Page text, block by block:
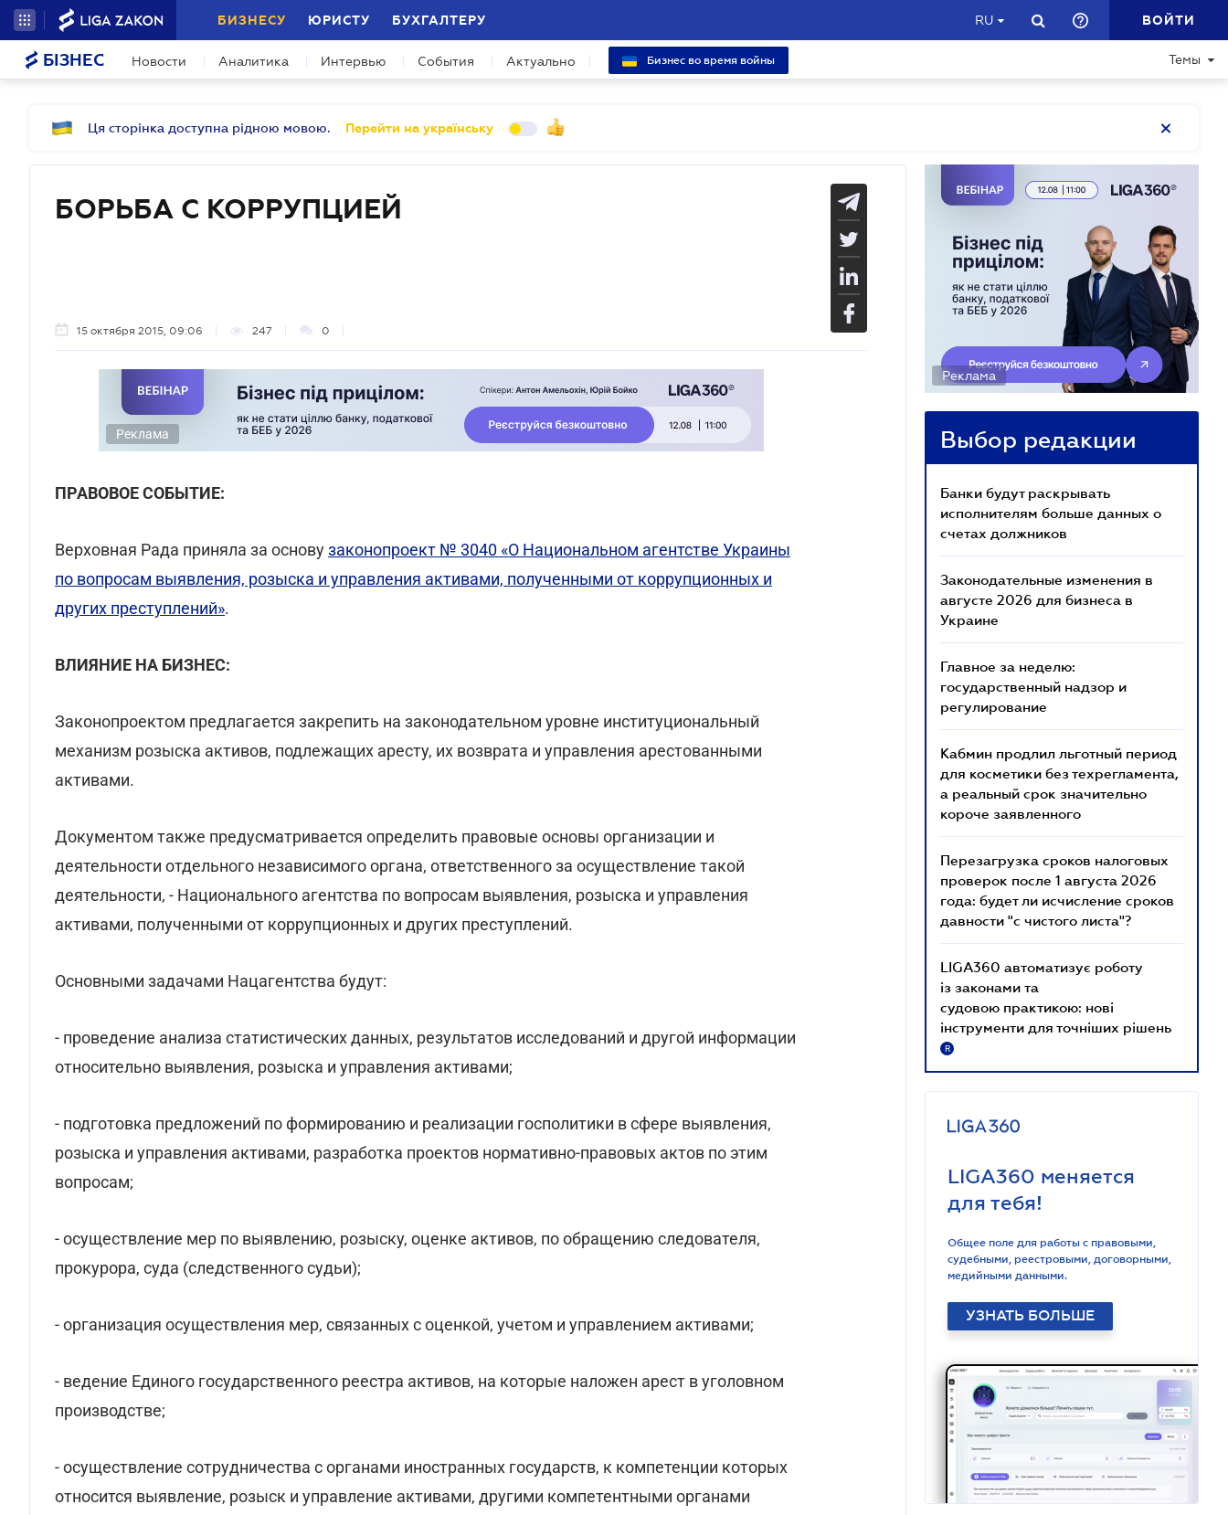
БИЗНЕСУ ЮРИСТУ БУХГАЛТЕРУ RU ВОЙТИ
БІЗНЕС Новости Аналитика Интервью События Актуально Бизнес во время войны Темы
Ця сторінка доступна рідною мовою. Перейти на українську
БОРЬБА С КОРРУПЦИЕЙ
15 октября 2015, 09:06 247 0
Реклама
ПРАВОВОЕ СОБЫТИЕ:
Верховная Рада приняла за основузаконопроект № 3040 «О Национальном агентстве Украины
по вопросам выявления, розыска и управления активами, полученными от коррупционных и
других преступлений».
ВЛИЯНИЕ НА БИЗНЕС:
Законопроектом предлагается закрепить на законодательном уровне институциональный
механизм розыска активов, подлежащих аресту, их возврата и управления арестованными
активами.
Документом также предусматривается определить правовые основы организации и
деятельности отдельного независимого органа, ответственного за осуществление такой
деятельности, - Национального агентства по вопросам выявления, розыска и управления
активами, полученными от коррупционных и других преступлений.
Основными задачами Нацагентства будут:
- проведение анализа статистических данных, результатов исследований и другой информации
относительно выявления, розыска и управления активами;
- подготовка предложений по формированию и реализации госполитики в сфере выявления,
розыска и управления активами, разработка проектов нормативно-правовых актов по этим
вопросам;
- осуществление мер по выявлению, розыску, оценке активов, по обращению следователя,
прокурора, суда (следственного судьи);
- организация осуществления мер, связанных с оценкой, учетом и управлением активами;
- ведение Единого государственного реестра активов, на которые наложен арест в уголовном
производстве;
- осуществление сотрудничества с органами иностранных государств, к компетенции которых
относится выявление, розыск и управление активами, другими компетентными органами
Реклама
Выбор редакции
Банки будут раскрывать
исполнителям больше данных о
счетах должников
Законодательные изменения в
августе 2026 для бизнеса в
Украине
Главное за неделю:
государственный надзор и
регулирование
Кабмин продлил льготный период
для косметики без техрегламента,
а реальный срок значительно
короче заявленного
Перезагрузка сроков налоговых
проверок после 1 августа 2026
года: будет ли исчисление сроков
давности "с чистого листа"?
LIGA360 автоматизує роботу
із законами та
судовою практикою: нові
інструменти для точніших рішень
R
LIGA360 меняется
для тебя!
Общее поле для работы с правовыми,
судебными, реестровыми, договорными,
медийными данными.
УЗНАТЬ БОЛЬШЕ